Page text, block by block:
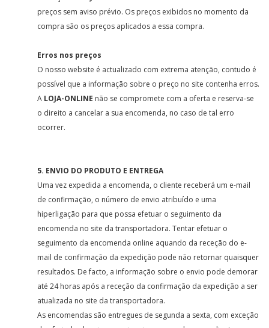
preços sem aviso prévio. Os preços exibidos no momento da
compra são os preços aplicados a essa compra.
Erros nos preços
O nosso website é actualizado com extrema atenção, contudo é
possível que a informação sobre o preço no site contenha erros.
A LOJA-ONLINE não se compromete com a oferta e reserva-se
o direito a cancelar a sua encomenda, no caso de tal erro
ocorrer.
5. ENVIO DO PRODUTO E ENTREGA
Uma vez expedida a encomenda, o cliente receberá um e-mail
de confirmação, o número de envio atribuído e uma
hiperligação para que possa efetuar o seguimento da
encomenda no site da transportadora. Tentar efetuar o
seguimento da encomenda online aquando da receção do e-
mail de confirmação da expedição pode não retornar quaisquer
resultados. De facto, a informação sobre o envio pode demorar
até 24 horas após a receção da confirmação da expedição a ser
atualizada no site da transportadora.
As encomendas são entregues de segunda a sexta, com exceção